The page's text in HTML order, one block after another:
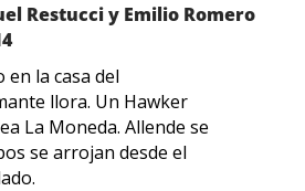
Restucci y Emilio Romero
la casa del
llora. Un Hawker
La Moneda. Allende se
se arrojan desde el